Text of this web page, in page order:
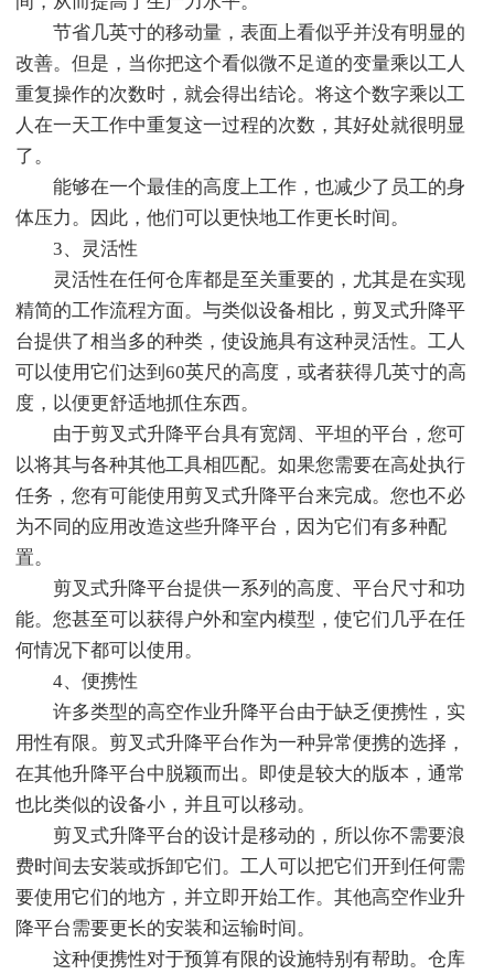
节省几英寸的移动量，表面上看似乎并没有明显的
改善。但是，当你把这个看似微不足道的变量乘以工人
重复操作的次数时，就会得出结论。将这个数字乘以工
人在一天工作中重复这一过程的次数，其好处就很明显
了。
能够在一个最佳的高度上工作，也减少了员工的身
体压力。因此，他们可以更快地工作更长时间。
3、灵活性
灵活性在任何仓库都是至关重要的，尤其是在实现
精简的工作流程方面。与类似设备相比，剪叉式升降平
台提供了相当多的种类，使设施具有这种灵活性。工人
可以使用它们达到60英尺的高度，或者获得几英寸的高
度，以便更舒适地抓住东西。
由于剪叉式升降平台具有宽阔、平坦的平台，您可
以将其与各种其他工具相匹配。如果您需要在高处执行
任务，您有可能使用剪叉式升降平台来完成。您也不必
为不同的应用改造这些升降平台，因为它们有多种配
置。
剪叉式升降平台提供一系列的高度、平台尺寸和功
能。您甚至可以获得户外和室内模型，使它们几乎在任
何情况下都可以使用。
4、便携性
许多类型的高空作业升降平台由于缺乏便携性，实
用性有限。剪叉式升降平台作为一种异常便携的选择，
在其他升降平台中脱颖而出。即使是较大的版本，通常
也比类似的设备小，并且可以移动。
剪叉式升降平台的设计是移动的，所以你不需要浪
费时间去安装或拆卸它们。工人可以把它们开到任何需
要使用它们的地方，并立即开始工作。其他高空作业升
降平台需要更长的安装和运输时间。
这种便携性对于预算有限的设施特别有帮助。仓库